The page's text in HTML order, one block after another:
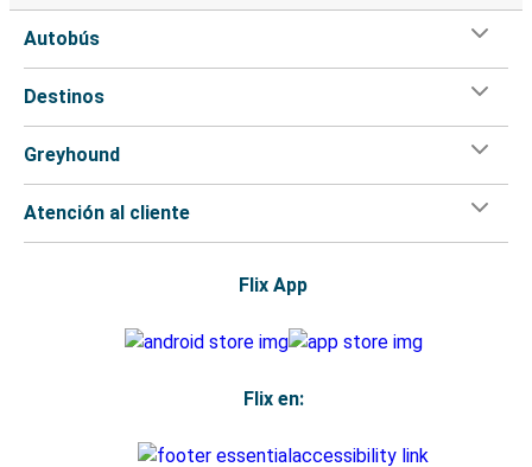
Autobús
Destinos
Greyhound
Atención al cliente
Flix App
Flix en: